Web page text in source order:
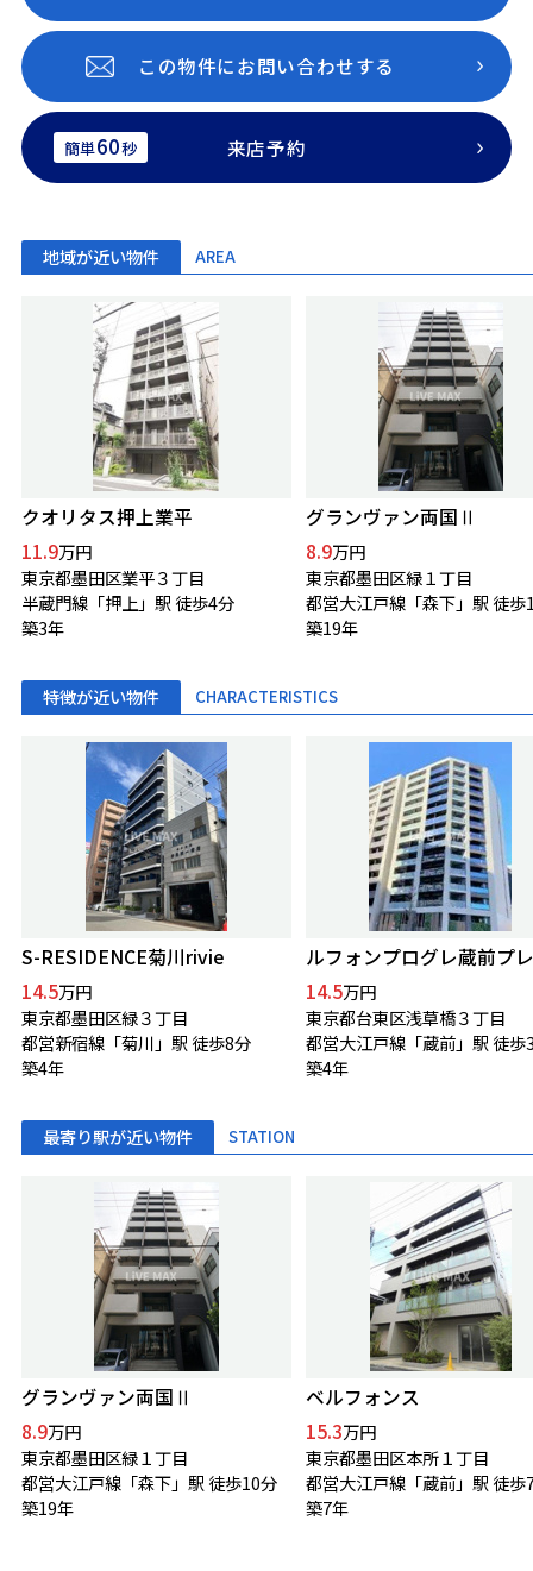
この物件にお問い合わせする
簡単60秒 来店予約
地域が近い物件 AREA
クオリタス押上業平
11.9万円
東京都墨田区業平３丁目
半蔵門線「押上」駅 徒歩4分
築3年
グランヴァン両国Ⅱ
8.9万円
東京都墨田区緑１丁目
都営大江戸線「森下」駅 徒歩
築19年
特徴が近い物件 CHARACTERISTICS
S-RESIDENCE菊川rivie
14.5万円
東京都墨田区緑３丁目
都営新宿線「菊川」駅 徒歩8分
築4年
ルフォンプログレ蔵前プ
14.5万円
東京都台東区浅草橋３丁目
都営大江戸線「蔵前」駅 徒歩
築4年
最寄り駅が近い物件 STATION
グランヴァン両国Ⅱ
8.9万円
東京都墨田区緑１丁目
都営大江戸線「森下」駅 徒歩10分
築19年
ベルフォンス
15.3万円
東京都墨田区本所１丁目
都営大江戸線「蔵前」駅 徒歩
築7年